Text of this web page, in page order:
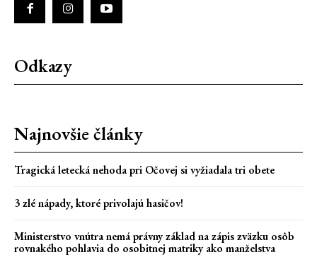
Odkazy
Najnovšie články
Tragická letecká nehoda pri Očovej si vyžiadala tri obete
3 zlé nápady, ktoré privolajú hasičov!
Ministerstvo vnútra nemá právny základ na zápis zväzku osôb
rovnakého pohlavia do osobitnej matriky ako manželstva